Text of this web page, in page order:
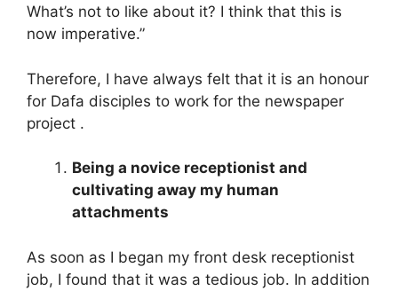
What’s not to like about it? I think that this is
now imperative.”
Therefore, I have always felt that it is an honour
for Dafa disciples to work for the newspaper
project .
Being a novice receptionist and
cultivating away my human
attachments
As soon as I began my front desk receptionist
job, I found that it was a tedious job. In addition